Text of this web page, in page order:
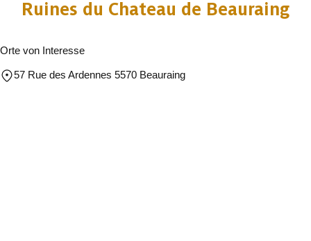
Ruines du Chateau de Beauraing
Orte von Interesse
57 Rue des Ardennes 5570 Beauraing